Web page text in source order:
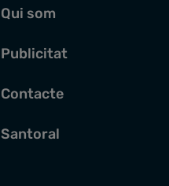
Qui som
Publicitat
Contacte
Santoral